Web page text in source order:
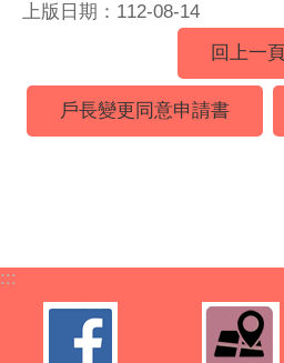
上版日期：112-08-14
回上一頁
戶長變更同意申請書
:::